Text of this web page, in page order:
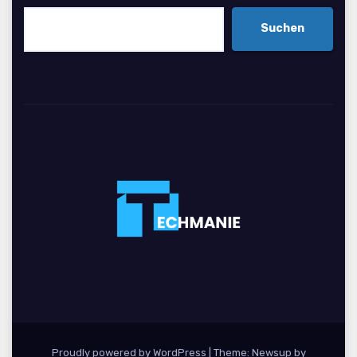
Suchen
Proudly powered by WordPress Theme: Newsup by